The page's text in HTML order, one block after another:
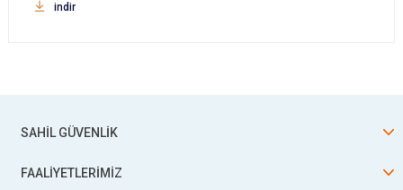
indir
SAHİL GÜVENLİK
FAALİYETLERİMİZ